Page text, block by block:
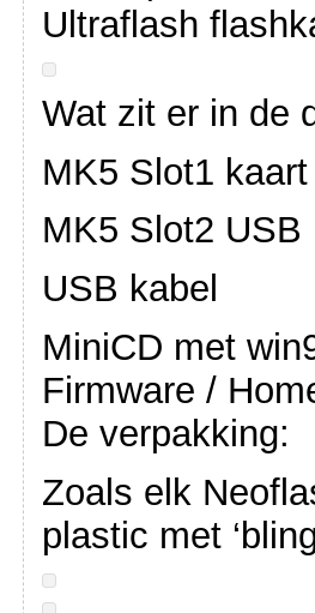
Ultraflash
Wat zit er in de
MK5 Slot1 kaart
MK5 Slot2 USB
USB kabel
MiniCD met
Firmware /
De verpakking:
Zoals elk
plastic met